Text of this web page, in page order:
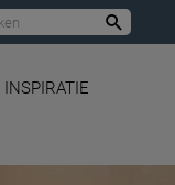
INSPIRATIE